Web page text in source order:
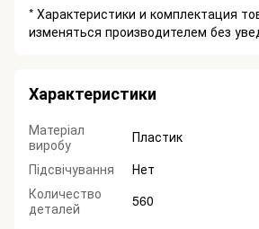
* Характеристики и комплектация
изменяться производителем без
Характеристики
Матеріал
виробу
Пластик
Підсвічування
Нет
Количество
деталей
560